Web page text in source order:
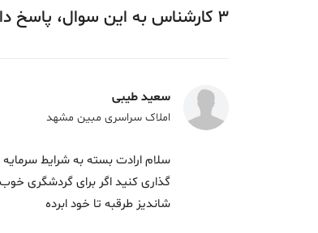
3 کارشناس به این سوال، پاسخ
سعید طیبی
املاک سراسری مبین مشهد
سلام ارادت بسته به شرایط
گذاری کنید اگر برای گردشگری خوب
شاندیز طرقبه تا خود ابرده